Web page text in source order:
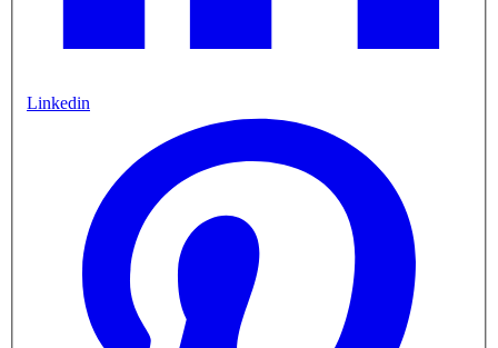
Linkedin